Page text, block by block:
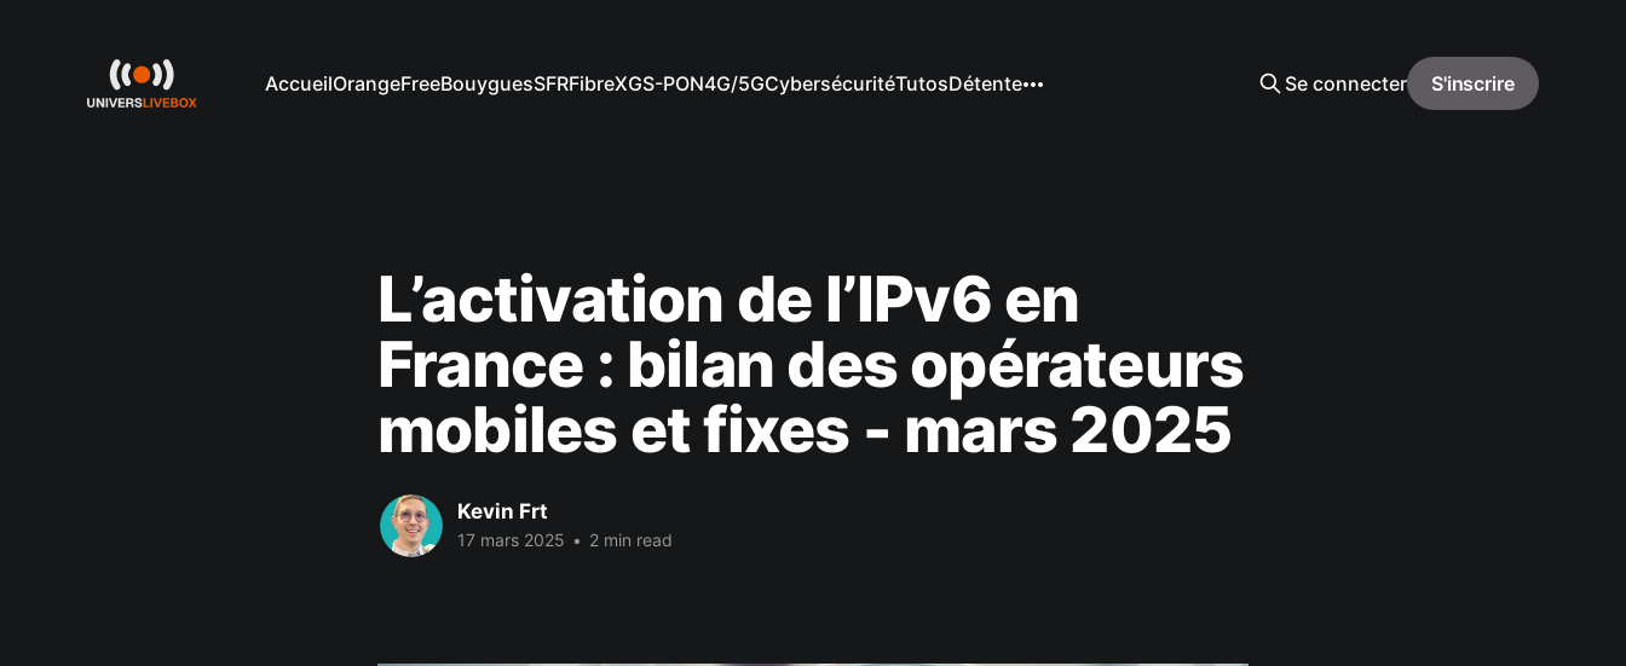
AccueilOrangeFreeBouyguesSFRFibreXGS-PON4G/5GCybersécuritéTutosDétente Se connecter S'inscrire
L’activation de l’IPv6 en
France : bilan des opérateurs
mobiles et fixes - mars 2025
Kevin Frt
17 mars 2025 • 2 min read